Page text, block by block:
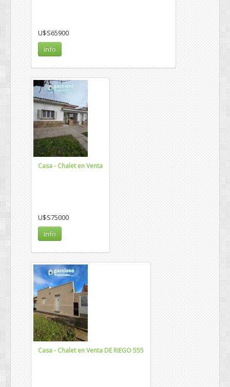
U$S65900
Info
Casa - Chalet en Venta
U$S75000
Info
Casa - Chalet en Venta DE RIEGO 555